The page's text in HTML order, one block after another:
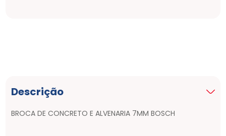
Descrição
BROCA DE CONCRETO E ALVENARIA 7MM BOSCH